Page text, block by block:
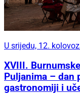
U srijedu, 12.
XVIII.
Puljanima – dan
gastronomiji i